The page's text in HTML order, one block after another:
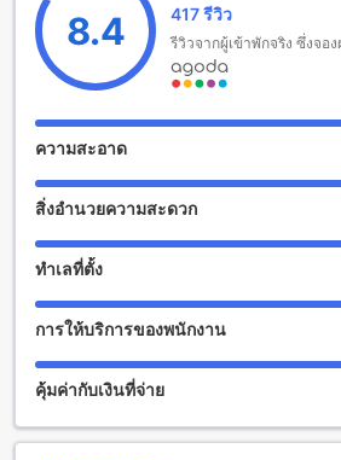
โฮสเทลโดซให้บริการสิ่งอำนวยความสะด
ประสบการณ์การเข้าพักที่สะดวกสบายและ
ซักรีดผ้าเสื้อที่โฮสเทลจะช่วยให้คุณสะอาด
การเข้าพักของคุณ นอกจากนี้ยังมีบริการอิ
กำหนดไว้เฉพาะเพื่อให้คุณสามารถสูบบุห
นอกจากนี้ยังมีบริการอินเทอร์เน็ตไร้สาย
เทลยังมีบริการซักรีดผ้าเสื้อแห้ง บริการเ
การทำความสะอาดห้องพักทุกวัน
สิ่งอำนวยความสะดวกในการเดินทางที่โ
ตั้งแต่การจัดทัวร์และบริการจำหน่ายตั๋ว
หน้าที่ที่โรงแรมเพื่อขอข้อมูลเพิ่มเติมเกี่ยว
สนับสนุนให้ นอกจากนี้โรงแรมยังมีบริกา
8.4 417 รีวิว
รีวิวจากผู้เข้าพักจริง ซึ่งจอ
ความสะอาด
สิ่งอำนวยความสะดวก
ทำเลที่ตั้ง
การให้บริการของพนักงาน
คุ้มค่ากับเงินที่จ่าย